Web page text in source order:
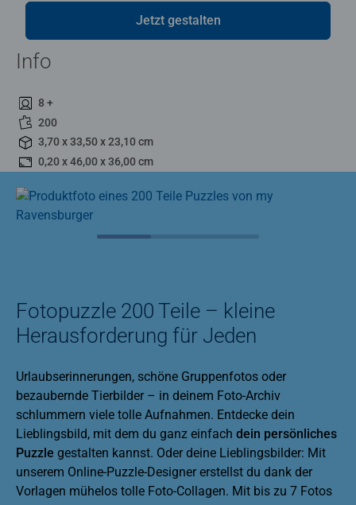
Jetzt gestalten
Info
8 +
200
3,70 x 33,50 x 23,10 cm
0,20 x 46,00 x 36,00 cm
Fotopuzzle 200 Teile – kleine
Herausforderung für Jeden
Urlaubserinnerungen, schöne Gruppenfotos oder
bezaubernde Tierbilder – in deinem Foto-Archiv
schlummern viele tolle Aufnahmen. Entdecke dein
Lieblingsbild, mit dem du ganz einfach dein persönliches
Puzzle gestalten kannst. Oder deine Lieblingsbilder: Mit
unserem Online-Puzzle-Designer erstellst du dank der
Vorlagen mühelos tolle Foto-Collagen. Mit bis zu 7 Fotos